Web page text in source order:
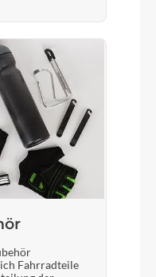
Loch Aufnahme
mit Schalter
Fahrradteile